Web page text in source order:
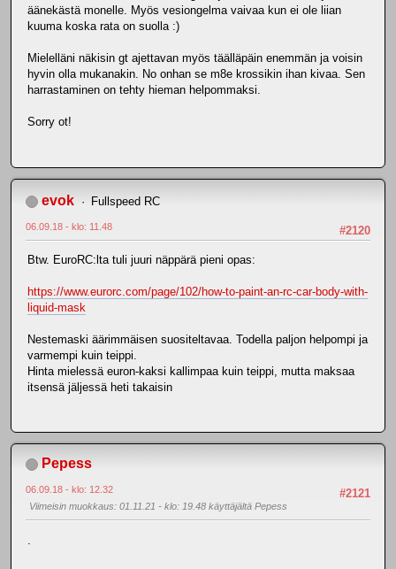
äänekästä monelle. Myös vesiongelma vaivaa kun ei ole liian
kuuma koska rata on suolla :)
Mielelläni näkisin gt ajettavan myös täälläpäin enemmän ja voisin
hyvin olla mukanakin. No onhan se m8e krossikin ihan kivaa. Sen
harrastaminen on tehty hieman helpommaksi.
Sorry ot!
evok Fullspeed RC
#2120
06.09.18 - klo: 11.48
Btw. EuroRC:lta tuli juuri näppärä pieni opas:
https://www.eurorc.com/page/102/how-to-paint-an-rc-car-body-with-
liquid-mask
Nestemaski äärimmäisen suositeltavaa. Todella paljon helpompi ja
varmempi kuin teippi.
Hinta mielessä euron-kaksi kallimpaa kuin teippi, mutta maksaa
itsensä jäljessä heti takaisin
Pepess
#2121
06.09.18 - klo: 12.32
Viimeisin muokkaus: 01.11.21 - klo: 19.48 käyttäjältä Pepess